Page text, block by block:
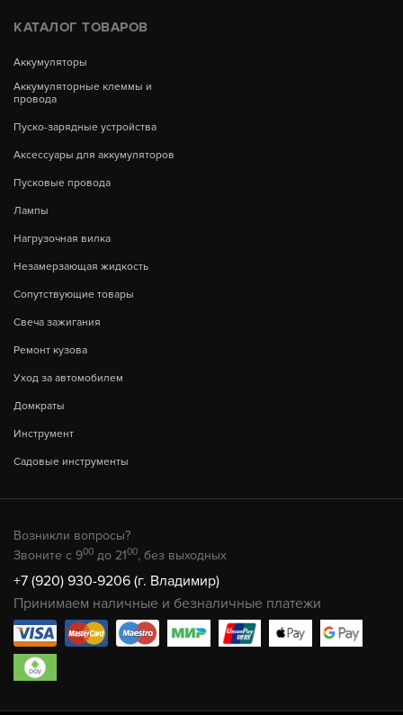
КАТАЛОГ ТОВАРОВ
Аккумуляторы
Аккумуляторные клеммы и
провода
Пуско-зарядные устройства
Аксессуары для аккумуляторов
Пусковые провода
Лампы
Нагрузочная вилка
Незамерзающая жидкость
Сопутствующие товары
Свеча зажигания
Ремонт кузова
Уход за автомобилем
Домкраты
Инструмент
Садовые инструменты
Возникли вопросы?
Звоните с 900 до 2100, без выходных
+7 (920) 930-9206 (г. Владимир)
Принимаем наличные и безналичные платежи